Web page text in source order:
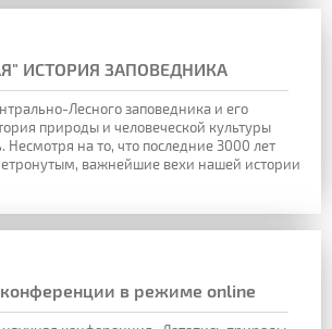
ИСТОРИЯ ЗАПОВЕДНИКА
Лесного заповедника и его
природы и человеческой культуры
Несмотря на то, что последние 3000 лет
важнейшие вехи нашей истории
в режиме online